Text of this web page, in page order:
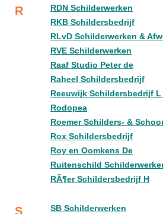
R
RDN Schilderwerken
RKB Schildersbedrijf
RLvD Schilderwerken &
RVE Schilderwerken
Raaf Studio Peter de
Raheel Schildersbedrijf
Reeuwijk Schildersbedrijf L
Rodopea
Roemer Schilders- &
Rox Schildersbedrijf
Roy en Oomkens De
Ruitenschild
RÃ¶er Schildersbedrijf H
S
SB Schilderwerken